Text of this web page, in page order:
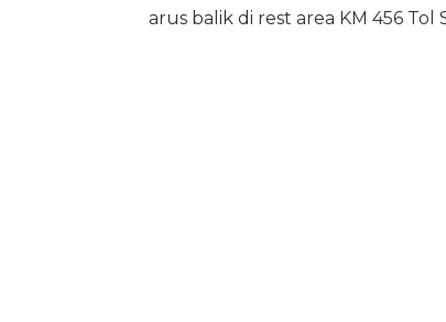
arus balik di rest area KM 456 Tol